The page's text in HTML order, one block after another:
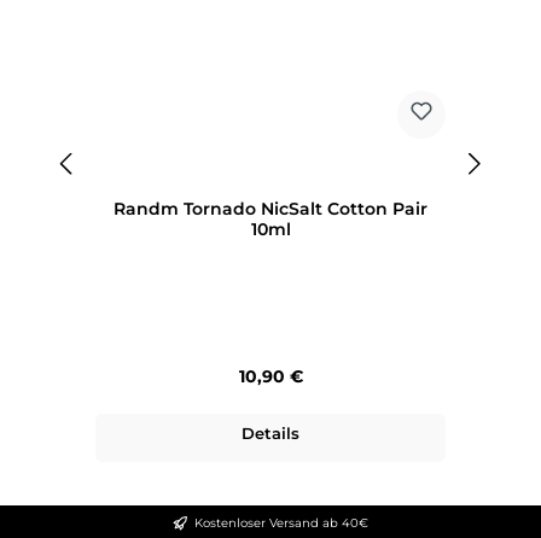
Randm Tornado NicSalt Cotton Pair
10ml
Regulärer Preis:
10,90 €
Details
Kostenloser Versand ab 40€